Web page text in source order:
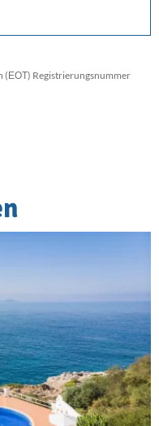
(ΕΟΤ) Registrierungsnummer